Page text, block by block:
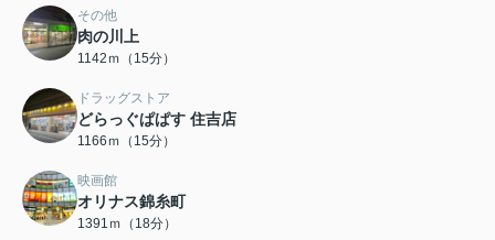
その他
肉の川上
1142ｍ（15分）
ドラッグストア
どらっぐぱぱす 住吉店
1166ｍ（15分）
映画館
オリナス錦糸町
1391ｍ（18分）